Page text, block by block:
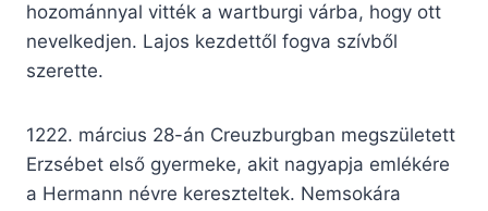
hozománnyal vitték a wartburgi várba, hogy ott
nevelkedjen. Lajos kezdettől fogva szívből
szerette.
1222. március 28-án Creuzburgban megszületett
Erzsébet első gyermeke, akit nagyapja emlékére
a Hermann névre kereszteltek. Nemsokára